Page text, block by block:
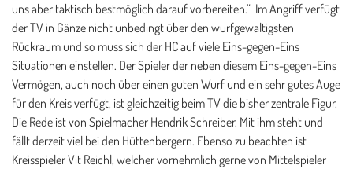
uns aber taktisch bestmöglich darauf vorbereiten.“ Im Angriff verfügt
der TV in Gänze nicht unbedingt über den wurfgewaltigsten
Rückraum und so muss sich der HC auf viele Eins-gegen-Eins
Situationen einstellen. Der Spieler der neben diesem Eins-gegen-Eins
Vermögen, auch noch über einen guten Wurf und ein sehr gutes Auge
für den Kreis verfügt, ist gleichzeitig beim TV die bisher zentrale Figur.
Die Rede ist von Spielmacher Hendrik Schreiber. Mit ihm steht und
fällt derzeit viel bei den Hüttenbergern. Ebenso zu beachten ist
Kreisspieler Vit Reichl, welcher vornehmlich gerne von Mittelspieler